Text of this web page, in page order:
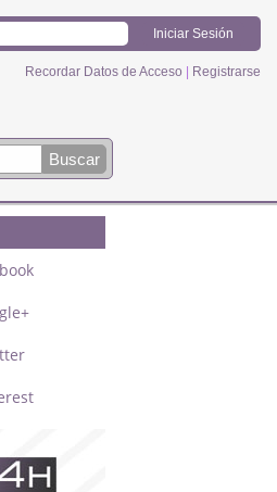
Recordar Datos de Acceso Registrarse